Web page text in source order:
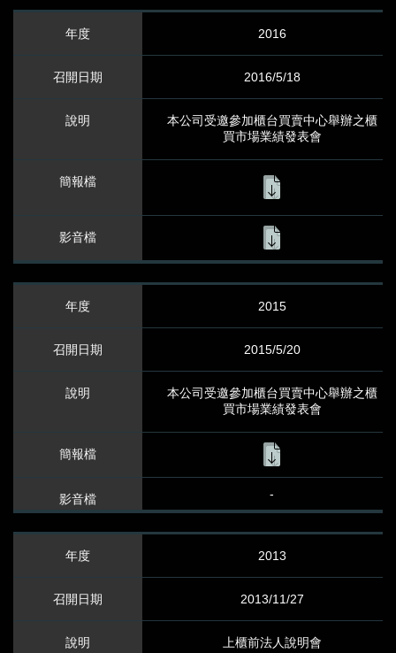
2016
2016/5/18
本公司受邀參加櫃台買賣中心舉辦之櫃
買市場業績發表會
2015
2015/5/20
本公司受邀參加櫃台買賣中心舉辦之櫃
買市場業績發表會
-
2013
2013/11/27
上櫃前法人說明會